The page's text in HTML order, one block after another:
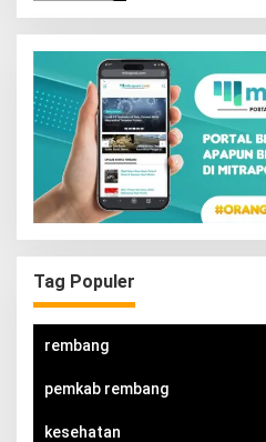
Tag Populer
rembang
pemkab rembang
kesehatan